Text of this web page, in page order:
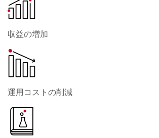
収益の増加
運用コストの削減